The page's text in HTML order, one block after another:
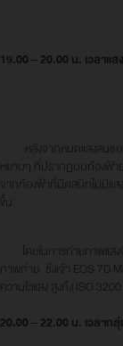
19.00 – 20.00 น. เวลาแ
หลังจากหมดแสงสนธยาแ
หยาบๆ ที่ปรากฏบนท้องฟ้าย
จากท้องฟ้าที่มืดสนิทไม่มีแส
ขึ้น
โดยในการถ่ายภาพแสงจั
ภาพถ่าย ซึ่งเจ้า EOS 7D
ความไวแสง สูงถึง ISO
20.00 – 22.00 น. เวลาก